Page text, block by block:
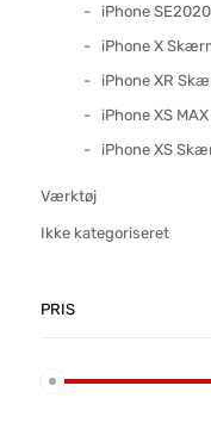
iPhone
iPhone X
iPhone XR
iPhone XS
iPhone XS
Værktøj
Ikke kategoriseret
PRIS